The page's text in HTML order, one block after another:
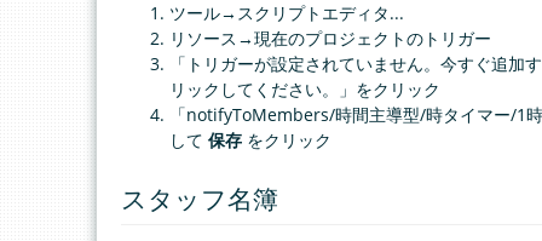
ツール→スクリプトエディタ...
リソース→現在のプロジェクトのトリガー
「トリガーが設定されていません。今すぐ追加
リックしてください。」をクリック
「notifyToMembers/時間主導型/時タイマー/1
して 保存 をクリック
スタッフ名簿